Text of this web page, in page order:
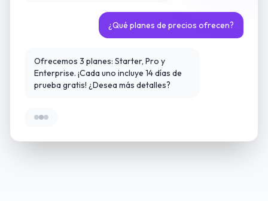
¿Qué planes de precios ofrecen?
Ofrecemos 3 planes: Starter, Pro y
Enterprise. ¡Cada uno incluye 14 días de
prueba gratis! ¿Desea más detalles?